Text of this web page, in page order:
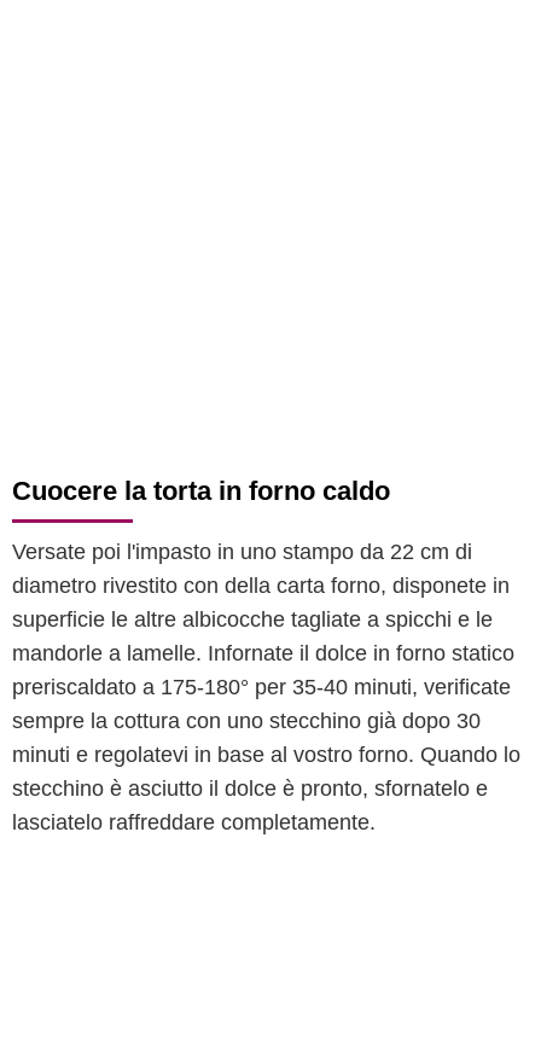
Cuocere la torta in forno caldo
Versate poi l'impasto in uno stampo da 22 cm di
diametro rivestito con della carta forno, disponete in
superficie le altre albicocche tagliate a spicchi e le
mandorle a lamelle. Infornate il dolce in forno statico
preriscaldato a 175-180° per 35-40 minuti, verificate
sempre la cottura con uno stecchino già dopo 30
minuti e regolatevi in base al vostro forno. Quando lo
stecchino è asciutto il dolce è pronto, sfornatelo e
lasciatelo raffreddare completamente.